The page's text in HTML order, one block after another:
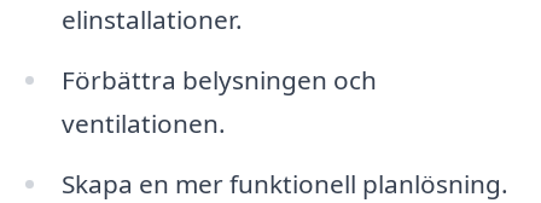
elinstallationer.
Förbättra belysningen och
ventilationen.
Skapa en mer funktionell planlösning.